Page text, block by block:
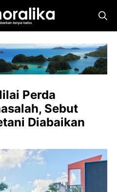
Perda
Sebut
Diabaikan